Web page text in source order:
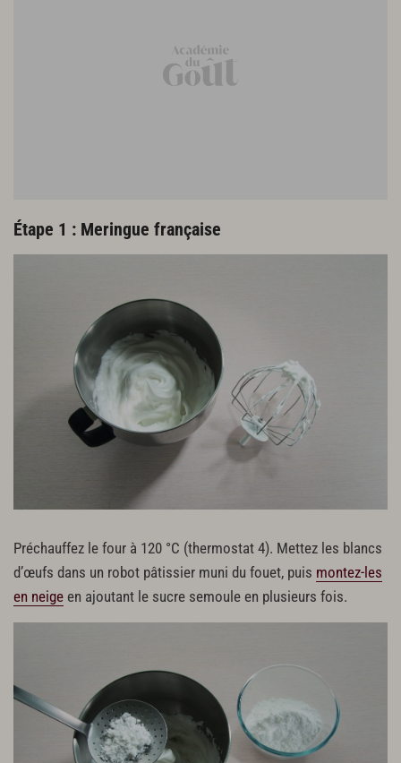
Poudre de macaron (facultatif)
Étape 1 : Meringue française
Préchauffez le four à 120 °C (thermostat 4). Mettez les blancs
d’œufs dans un robot pâtissier muni du fouet, puis montez-les
en neige en ajoutant le sucre semoule en plusieurs fois.